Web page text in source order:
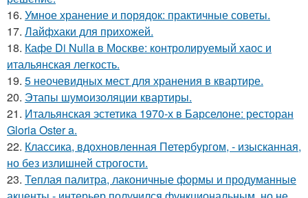
16. Умное хранение и порядок: практичные советы.
17. Лайфхаки для прихожей.
18. Кафе Di Nulla в Москве: контролируемый хаос и
итальянская легкость.
19. 5 неочевидных мест для хранения в квартире.
20. Этапы шумоизоляции квартиры.
21. Итальянская эстетика 1970-х в Барселоне: ресторан
Gloria Oster a.
22. Классика, вдохновленная Петербургом, - изысканная,
но без излишней строгости.
23. Теплая палитра, лаконичные формы и продуманные